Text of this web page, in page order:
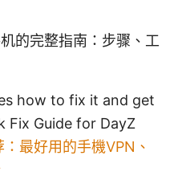
的完整指南：步骤、工
how to fix it and get
Fix Guide for DayZ
最好用的手機VPN、